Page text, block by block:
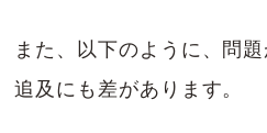
また、以下のように、問
追及にも差があります。